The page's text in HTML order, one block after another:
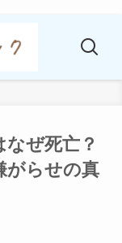
ぜ死亡？
がらせの真